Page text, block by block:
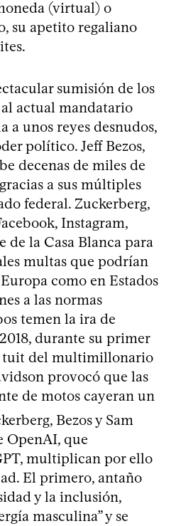
(virtual) o
su apetito regaliano
sumisión de los
actual mandatario
a unos reyes desnudos,
político. Jeff Bezos,
decenas de miles de
a sus múltiples
federal. Zuckerberg,
Instagram,
de la Casa Blanca para
multas que podrían
como en Estados
a las normas
temen la ira de
durante su primer
tuit del multimillonario
provocó que las
de motos cayeran un
Bezos y Sam
OpenAI, que
multiplican por ello
El primero, antaño
y la inclusión,
masculina” y se